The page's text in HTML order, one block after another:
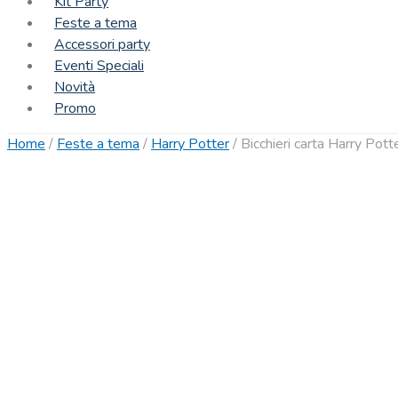
Feste a tema
Accessori party
Eventi Speciali
Novità
Promo
Home / Feste a tema / Harry Potter/ Bicchieri carta Harry